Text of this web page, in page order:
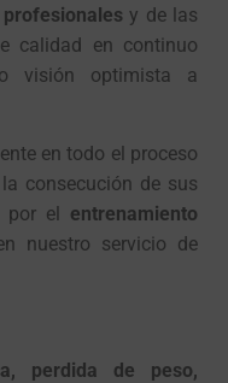
profesionalesy de las
calidad en continuo
visión optimista a
en todo el proceso
consecución de sus
por el entrenamiento
nuestro servicio de
perdida de peso,